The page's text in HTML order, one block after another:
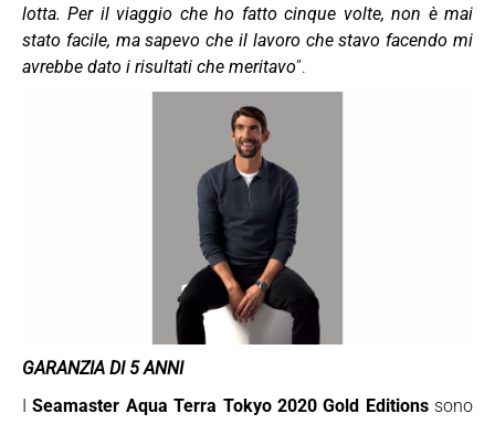
lotta. Per il viaggio che ho fatto cinque volte, non è mai
stato facile, ma sapevo che il lavoro che stavo facendo mi
avrebbe dato i risultati che meritavo”.
GARANZIA DI 5 ANNI
ISeamaster Aqua Terra Tokyo 2020 Gold Editionssono